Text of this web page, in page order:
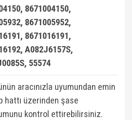
8671004150,
8671005952,
8671016191,
A082J6157S,
55574
aracınızla uyumundan emin
hattı üzerinden şase
kontrol ettirebilirsiniz.